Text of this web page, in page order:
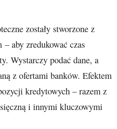
zostały stworzone z
aby zredukować czas
Wystarczy podać dane, a
z ofertami banków. Efektem
kredytowych – razem z
i innymi kluczowymi